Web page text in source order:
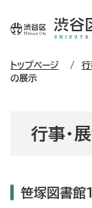
トップページ 行
の展示
行事・
笹塚図書館